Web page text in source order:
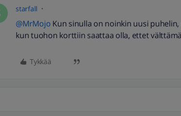
starfall
@MrMojo Kun sinulla on noinkin uusi
kun tuohon korttiin saattaa olla, ettet
Tykkää